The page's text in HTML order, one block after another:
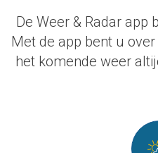
De Weer & Radar app
Met de app bent u
het komende weer